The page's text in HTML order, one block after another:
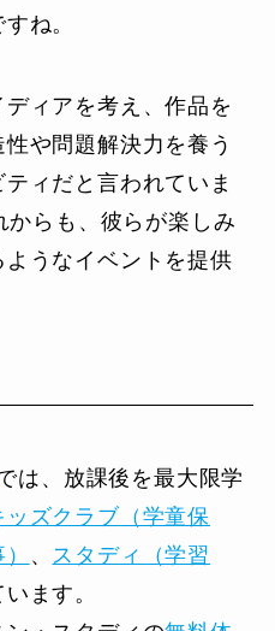
ね。
ィアを考え、作品を
や問題解決力を養う
ィだと言われていま
らも、彼らが楽しみ
うなイベントを提供
は、放課後を最大限学
ッズクラブ（学童保
、 スタディ（学習
ます。